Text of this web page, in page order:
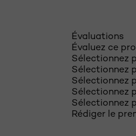
Évaluations
Évaluez ce
Sélectionnez
Sélectionnez
Sélectionnez
Sélectionnez
Sélectionnez
Rédiger le